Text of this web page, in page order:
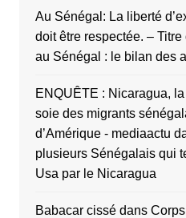
Au Sénégal: La liberté
doit être respectée. – Titre
au Sénégal : le bilan des
ENQUÊTE : Nicaragua,
soie des migrants
d’Amérique - mediaactu
plusieurs Sénégalais qui
Usa par le Nicaragua
Babacar cissédans